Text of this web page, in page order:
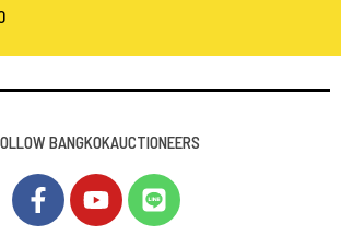
BANGKOKAUCTIONEERS